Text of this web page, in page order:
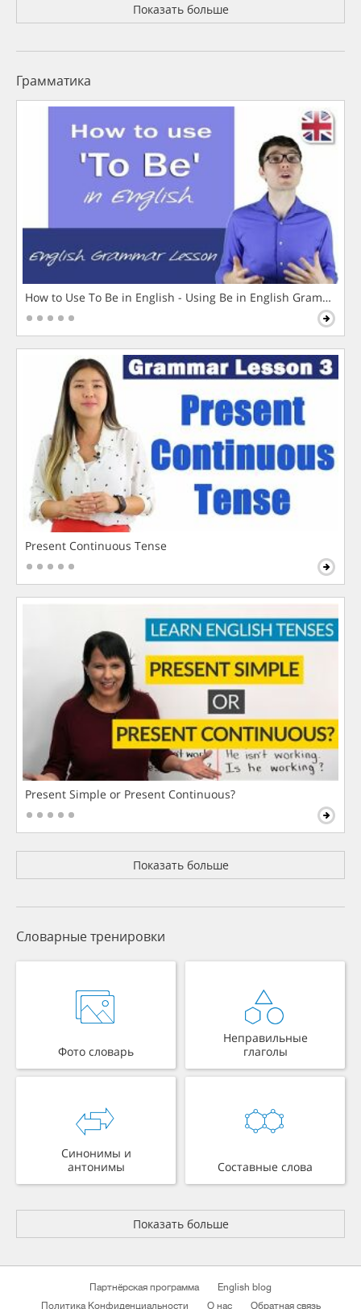
Показать больше
Грамматика
How to Use To Be in English - Using Be in English Grammar
Present Continuous Tense
Present Simple or Present Continuous?
Показать больше
Словарные тренировки
Фото словарь
Неправильные
глаголы
Синонимы и
антонимы
Составные слова
Показать больше
Партнёрская программа
English blog
Политика Конфиденциальности
О нас Обратная связь